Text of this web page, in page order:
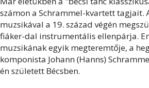
számon a Schrammel-kvartett tagjait.
muzsikával a 19. század végén
fiáker-dal instrumentális ellenpárja.
muzsikának egyik megteremtője, a
komponista Johann (Hanns)
én született Bécsben.